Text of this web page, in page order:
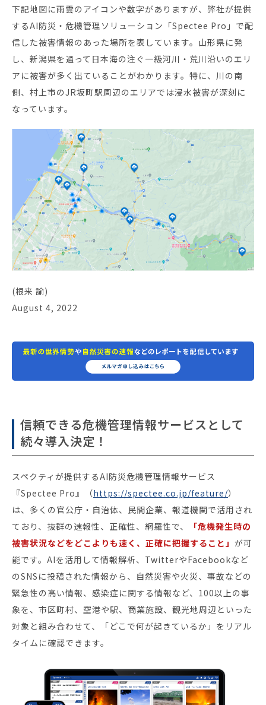
下記地図に雨雲のアイコンや数字がありますが、弊社が提供
するAI防災・危機管理ソリューション「Spectee Pro」で配
信した被害情報のあった場所を表しています。山形県に発
し、新潟県を通って日本海の注ぐ一級河川・荒川沿いのエリ
アに被害が多く出ていることがわかります。特に、川の南
側、村上市のJR坂町駅周辺のエリアでは浸水被害が深刻に
なっています。
(根来 諭)
August 4, 2022
信頼できる危機管理情報サービスとして
続々導入決定！
スペクティが提供するAI防災危機管理情報サービス
『Spectee Pro』（https://spectee.co.jp/feature/）
は、多くの官公庁・自治体、民間企業、報道機関で活用され
ており、抜群の速報性、正確性、網羅性で、
「危機発生時の
被害状況などをどこよりも速く、正確に把握すること」 が可
能です。AIを活用して情報解析、TwitterやFacebookなど
のSNSに投稿された情報から、自然災害や火災、事故などの
緊急性の高い情報、感染症に関する情報など、100以上の事
象を、市区町村、空港や駅、商業施設、観光地周辺といった
対象と組み合わせて、「どこで何が起きているか」をリアル
タイムに確認できます。